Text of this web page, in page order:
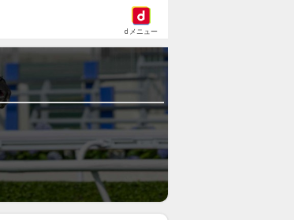
dメニュー